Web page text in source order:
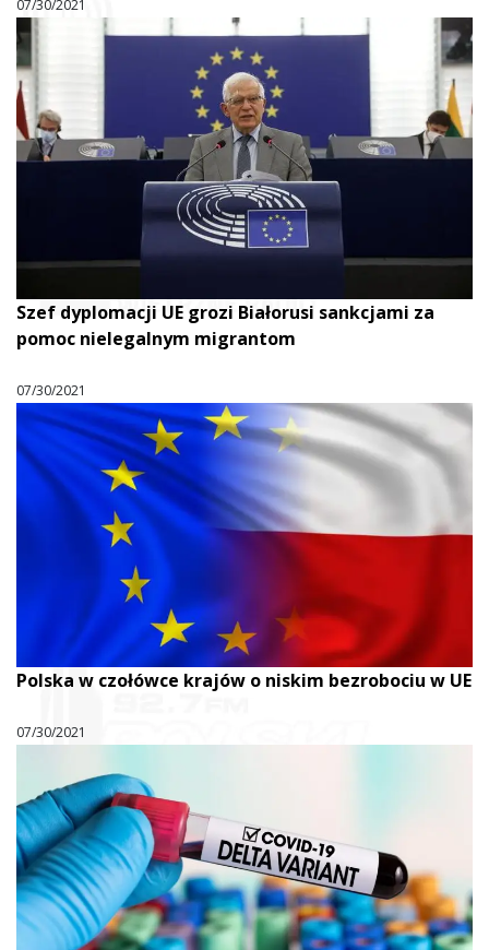
07/30/2021
Szef dyplomacji UE grozi Białorusi sankcjami za
pomoc nielegalnym migrantom
07/30/2021
Polska w czołówce krajów o niskim bezrobociu w UE
07/30/2021